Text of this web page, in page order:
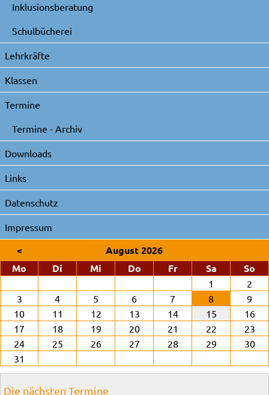
Inklusionsberatung
Schulbücherei
Lehrkräfte
Klassen
Termine
Termine - Archiv
Downloads
Links
Datenschutz
Impressum
<
August 2026
Mo
Di enstagMi ttwochDonnerstag
Freitag SamstagSo
1
2
3
4 5 6 7 8
9
10
11 12 13 14 15
16
17
18 19 20 21 22
23
24
25 26 27 28 29
30
31
Die nächsten Termine